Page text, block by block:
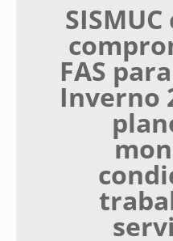
FAS
Inverno